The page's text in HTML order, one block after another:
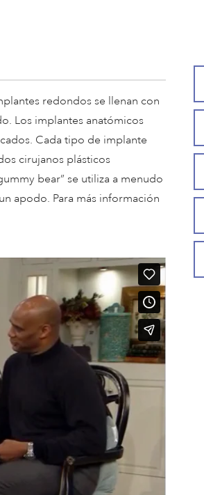
redondos se llenan con
Los implantes anatómicos
Cada tipo de implante
cirujanos plásticos
bear” se utiliza a menudo
apodo. Para más información